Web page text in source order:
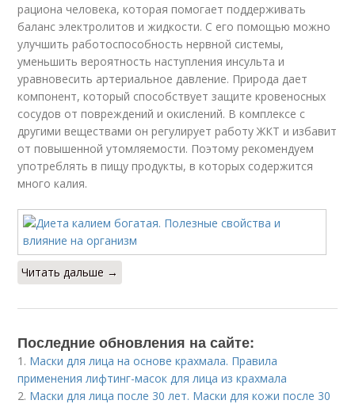
рациона человека, которая помогает поддерживать
баланс электролитов и жидкости. С его помощью можно
улучшить работоспособность нервной системы,
уменьшить вероятность наступления инсульта и
уравновесить артериальное давление. Природа дает
компонент, который способствует защите кровеносных
сосудов от повреждений и окислений. В комплексе с
другими веществами он регулирует работу ЖКТ и избавит
от повышенной утомляемости. Поэтому рекомендуем
употреблять в пищу продукты, в которых содержится
много калия.
Читать дальше →
Последние обновления на сайте:
1. Маски для лица на основе крахмала. Правила
применения лифтинг-масок для лица из крахмала
2. Маски для лица после 30 лет. Маски для кожи после 30